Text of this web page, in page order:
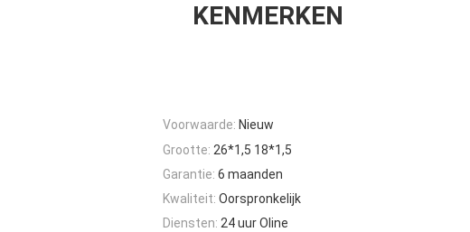
KENMERKEN
Voorwaarde: Nieuw
Grootte: 26*1,5 18*1,5
Garantie: 6 maanden
Kwaliteit: Oorspronkelijk
Diensten: 24 uur Oline